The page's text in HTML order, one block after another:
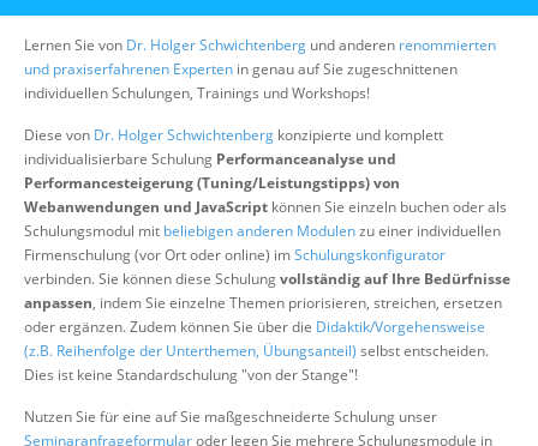
Über uns
Suche
Lernen Sie von Dr. Holger Schwichtenberg und anderen renommierten
und praxiserfahrenen Experten in genau auf Sie zugeschnittenen
individuellen Schulungen, Trainings und Workshops!
Diese von Dr. Holger Schwichtenberg konzipierte und komplett
individualisierbare Schulung Performanceanalyse und
Performancesteigerung (Tuning/Leistungstipps) von
Webanwendungen und JavaScript können Sie einzeln buchen oder als
Schulungsmodul mit beliebigen anderen Modulenzu einer individuellen
Firmenschulung (vor Ort oder online) imSchulungskonfigurator
verbinden. Sie können diese Schulungvollständig auf Ihre Bedürfnisse
anpassen, indem Sie einzelne Themen priorisieren, streichen, ersetzen
oder ergänzen. Zudem können Sie über die Didaktik/Vorgehensweise
(z.B. Reihenfolge der Unterthemen, Übungsanteil) selbst entscheiden.
Dies ist keine Standardschulung "von der Stange"!
Nutzen Sie für eine auf Sie maßgeschneiderte Schulung unser
Seminaranfrageformularoder legen Sie mehrere Schulungsmodule in